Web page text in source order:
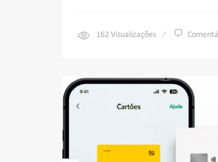
162Visualizações